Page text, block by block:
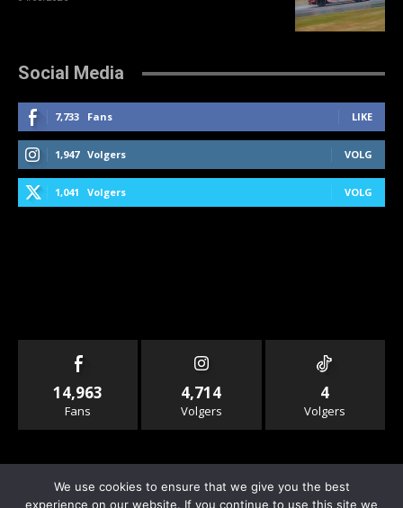
Social Media
7,733 Fans LIKE
1,947 Volgers VOLG
1,041 Volgers VOLG
14,963
Fans
4,714
Volgers
4
Volgers
We use cookies to ensure that we give you the best
experience on our website. If you continue to use this site we